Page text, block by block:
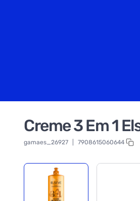
Creme 3 Em 1
gamaes_26927 7908615060644